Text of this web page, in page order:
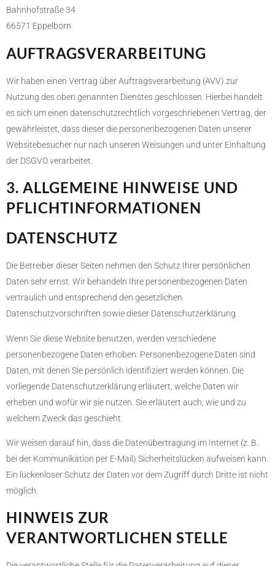
Bahnhofstraße 34
66571 Eppelborn
AUFTRAGSVERARBEITUNG
Wir haben einen Vertrag über Auftragsverarbeitung (AVV) zur
Nutzung des oben genannten Dienstes geschlossen. Hierbei handelt
es sich um einen datenschutzrechtlich vorgeschriebenen Vertrag, der
gewährleistet, dass dieser die personenbezogenen Daten unserer
Websitebesucher nur nach unseren Weisungen und unter Einhaltung
der DSGVO verarbeitet.
3. ALLGEMEINE HINWEISE UND
PFLICHT­INFORMATIONEN
DATENSCHUTZ
Die Betreiber dieser Seiten nehmen den Schutz Ihrer persönlichen
Daten sehr ernst. Wir behandeln Ihre personenbezogenen Daten
vertraulich und entsprechend den gesetzlichen
Datenschutzvorschriften sowie dieser Datenschutzerklärung.
Wenn Sie diese Website benutzen, werden verschiedene
personenbezogene Daten erhoben. Personenbezogene Daten sind
Daten, mit denen Sie persönlich identifiziert werden können. Die
vorliegende Datenschutzerklärung erläutert, welche Daten wir
erheben und wofür wir sie nutzen. Sie erläutert auch, wie und zu
welchem Zweck das geschieht.
Wir weisen darauf hin, dass die Datenübertragung im Internet (z. B.
bei der Kommunikation per E-Mail) Sicherheitslücken aufweisen kann.
Ein lückenloser Schutz der Daten vor dem Zugriff durch Dritte ist nicht
möglich.
HINWEIS ZUR
VERANTWORTLICHEN STELLE